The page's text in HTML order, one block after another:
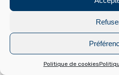
Politique de cookies